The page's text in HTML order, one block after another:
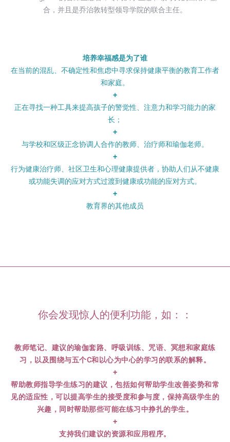
合，并且是乔治敦转型领导学院的联合主任。
培养幸福感是为了谁
在当前的混乱、不确定性和焦虑中寻求保持健康平衡的教育工作者
和家庭。
+
正在寻找一种工具来提高孩子的警觉性、注意力和学习能力的家
长；
+
与学校和区级正念协调人合作的教师、治疗师和瑜伽老师。
+
行为健康治疗师、社区卫生和心理健康提供者，协助人们从不健康
或功能失调的应对方式过渡到健康或功能的应对方式。
+
教育界的其他成员
你会发现惊人的便利功能，如：：
教师笔记、建议的瑜伽套路、呼吸训练、咒语、冥想和家庭练
习，以及围绕与五个C和以心为中心的学习的联系的解释。
+
帮助教师指导学生练习的建议，包括如何帮助学生改善姿势和常
见的适应性，可以提高学生的接受度和参与度，保持高级学生的
兴趣，同时帮助那些可能在练习中挣扎的学生。
+
支持我们建议的资源和应用程序。